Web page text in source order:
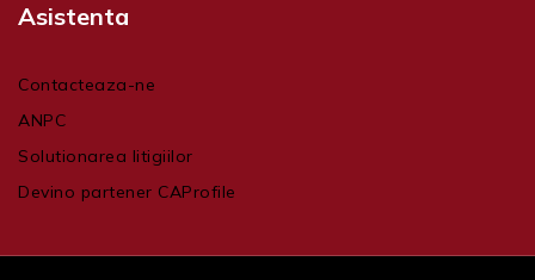
Asistenta
Contacteaza-ne
ANPC
Solutionarea litigiilor
Devino partener CAProfile